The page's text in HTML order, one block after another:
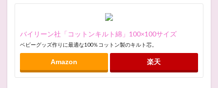
バイリーン社「コットンキルト綿」100×100サイズ
ベビーグッズ作りに最適な100％コットン製のキルト芯。
Amazon 楽天